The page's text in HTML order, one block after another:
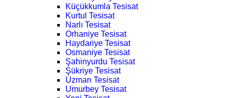
Küçükkumla Tesisat
Kurtul Tesisat
Narlı Tesisat
Orhaniye Tesisat
Haydariye Tesisat
Osmaniye Tesisat
Şahinyurdu Tesisat
Şükriye Tesisat
Uzman Tesisat
Umurbey Tesisat